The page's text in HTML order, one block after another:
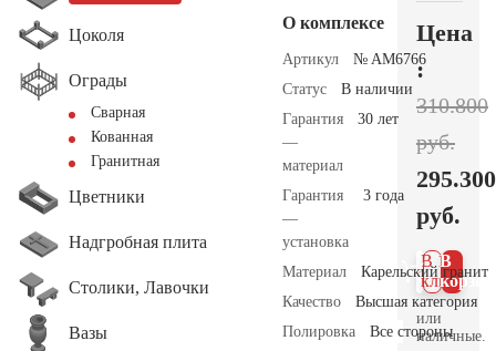
Цоколя
Ограды
Сварная
Кованная
Гранитная
Цветники
Надгробная плита
Столики, Лавочки
Вазы
О комплексе
Артикул
№ AM6766
Статус
В наличии
Гарантия
—
материал
30 лет
Гарантия
—
установка
3 года
Материал
Карельский гранит
Качество
Высшая категория
Полировка
Все стороны
Цена
:
310.800
руб.
295.300
руб.
В
В 1
клик
или
наличные.